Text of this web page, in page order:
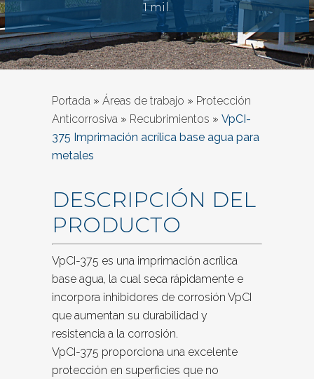
1 mil.
Portada » Áreas de trabajo » Protección
Anticorrosiva » Recubrimientos » VpCI-
375 Imprimación acrílica base agua para
metales
DESCRIPCIÓN DEL
PRODUCTO
VpCI-375 es una imprimación acrílica
base agua, la cual seca rápidamente e
incorpora inhibidores de corrosión VpCI
que aumentan su durabilidad y
resistencia a la corrosión.
VpCI-375 proporciona una excelente
protección en superficies que no